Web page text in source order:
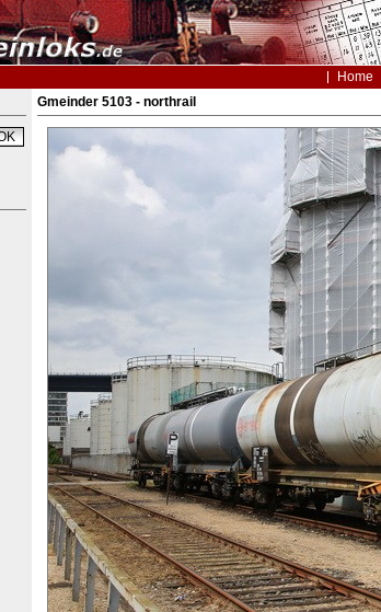
Home
Gmeinder 5103 - northrail